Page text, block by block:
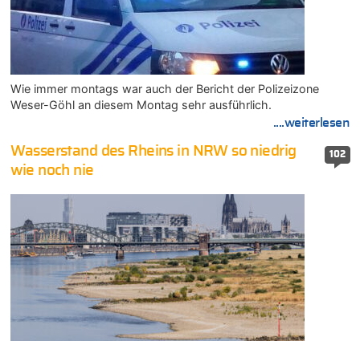
Wie immer montags war auch der Bericht der Polizeizone
Weser-Göhl an diesem Montag sehr ausführlich.
....weiterlesen
102
Wasserstand des Rheins in NRW so niedrig
wie noch nie